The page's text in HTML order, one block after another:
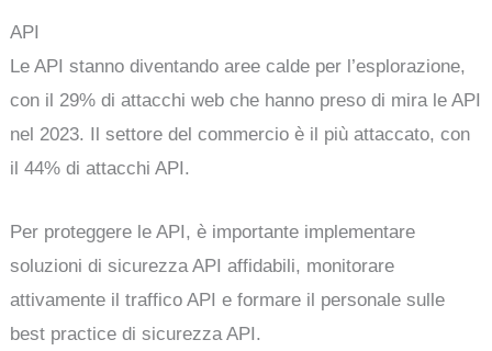
API
Le API stanno diventando aree calde per l’esplorazione,
con il 29% di attacchi web che hanno preso di mira le API
nel 2023. Il settore del commercio è il più attaccato, con
il 44% di attacchi API.
Per proteggere le API, è importante implementare
soluzioni di sicurezza API affidabili, monitorare
attivamente il traffico API e formare il personale sulle
best practice di sicurezza API.